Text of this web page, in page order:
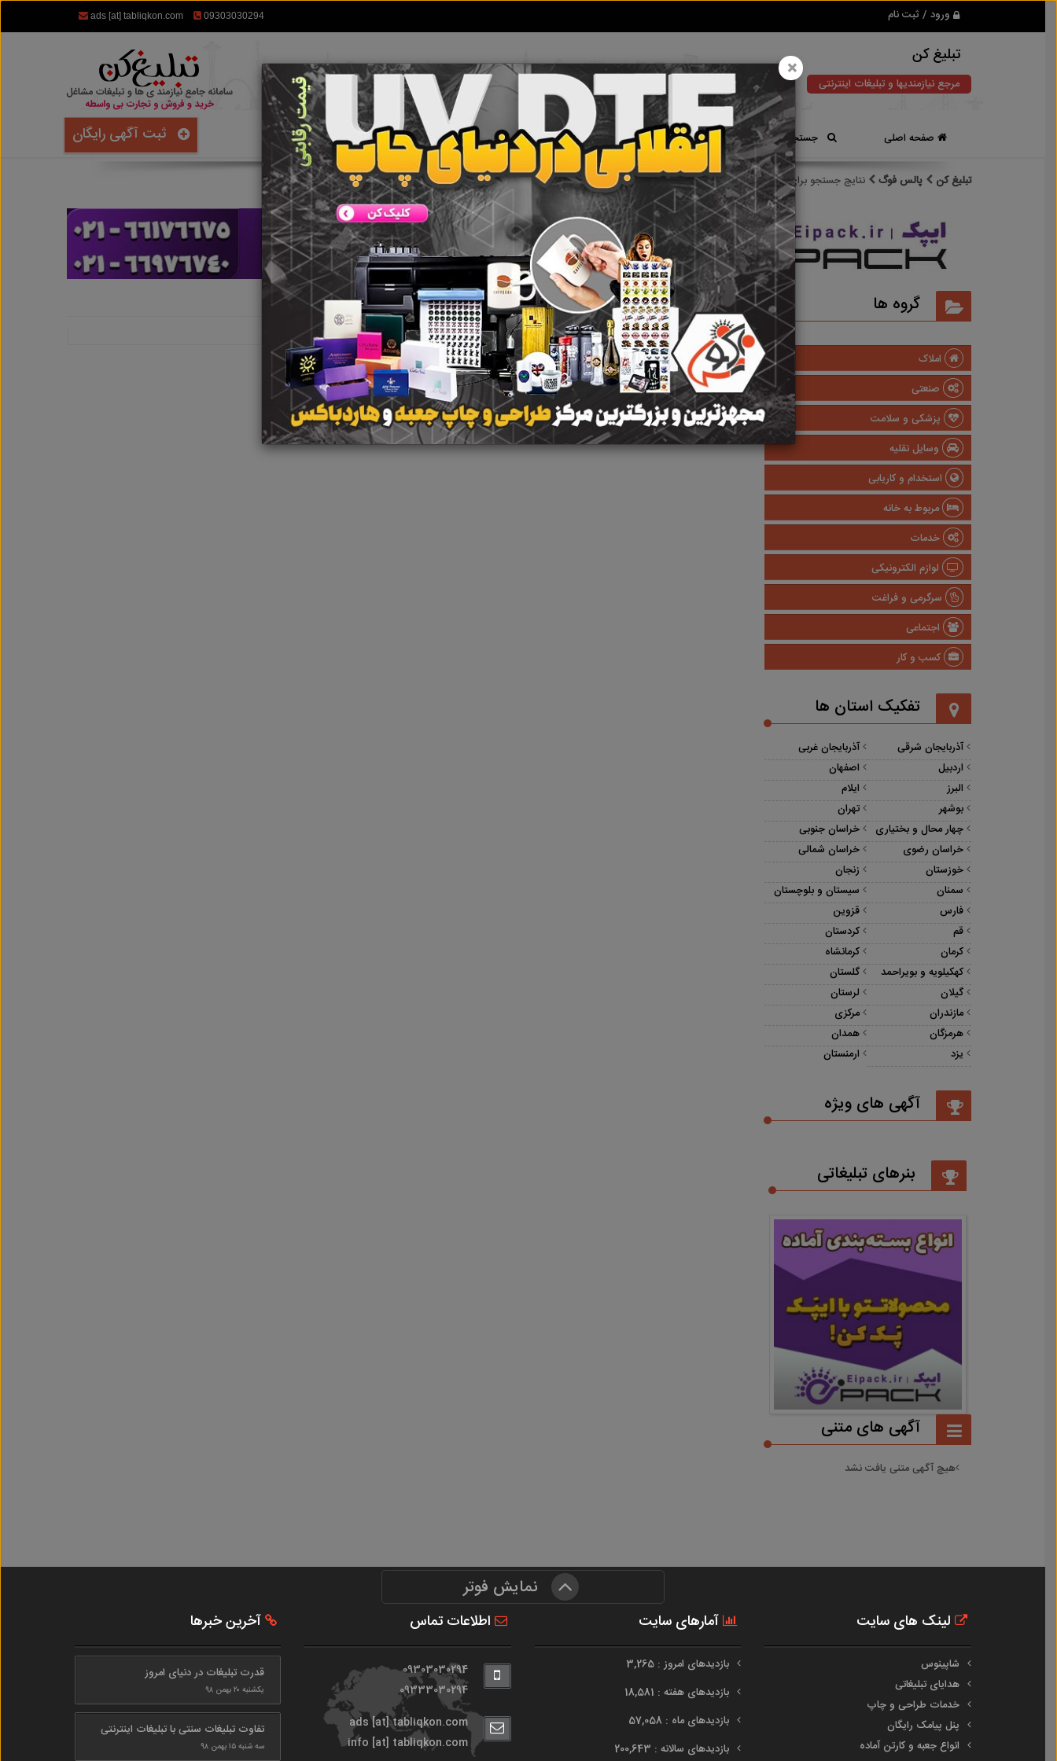
ورود / ثبت نام ads [at] tabliqkon.com 09303030294
تبلیغ کن
مرجع نیازمندیها و تبلیغات اینترنتی
صفحه اصلی جستجوی سریع تعرفه آگهی ها خبرهای سایت تماس با ما ثبت آگهی رایگان
تبلیغ کن پالس فوگ نتایج جستجو برای برچسبپالس فوگ
نتایج جستجو برای برچسبپالس فوگ گروه ها
املاک
صنعتی
پزشکی و سلامت
وسایل نقلیه
استخدام و کاریابی
مربوط به خانه
خدمات
لوازم الکترونیکی
سرگرمی و فراغت
اجتماعی
کسب و کار
تفکیک استان ها
آذربایجان شرقی
آذربایجان غربی
اردبیل
اصفهان
البرز
ایلام
بوشهر
تهران
چهار محال و بختیاری
خراسان جنوبی
خراسان رضوی
خراسان شمالی
خوزستان
زنجان
سمنان
سیستان و بلوچستان
فارس
قزوین
قم
کردستان
کرمان
کرمانشاه
کهکیلویه و بویراحمد
گلستان
گیلان
لرستان
مازندران
مرکزی
هرمزگان
همدان
یزد
ارمنستان
آگهی های ویژه
بنرهای تبلیغاتی
آگهی های متنی
هیچ آگهی متنی یافت نشد
نمایش فوتر
لینک های سایت
شاپینوس
هدایای تبلیغاتی
خدمات طراحی و چاپ
پنل پیامک رایگان
انواع جعبه و کارتن آماده
آمارهای سایت
بازدیدهای امروز : 3,265
بازدیدهای هفته : 18,581
بازدیدهای ماه : 57,058
بازدیدهای سالانه : 200,643
اطلاعات تماس
09303030294
09333030294
ads [at] tabliqkon.com
info [at] tabliqkon.com
آخرین خبرها
قدرت تبلیغات در دنیای امروز
یکشنبه ۲۰ بهمن ۹۸
تفاوت تبلیغات سنتی با تبلیغات اینترنتی
سه شنبه ۱۵ بهمن ۹۸
×